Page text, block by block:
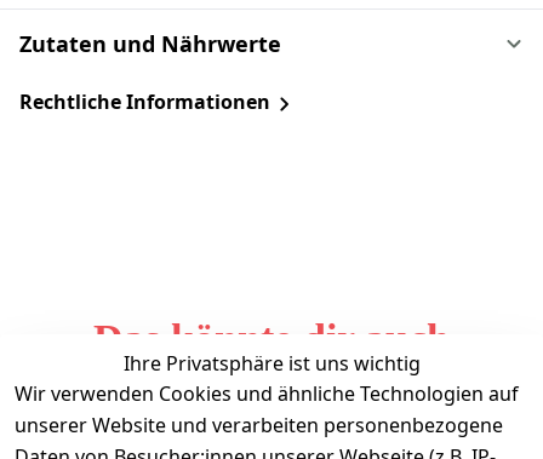
Zutaten und Nährwerte
Rechtliche Informationen
Das könnte dir auch
gefallen
Ihre Privatsphäre ist uns wichtig
Wir verwenden Cookies und ähnliche Technologien auf
unserer Website und verarbeiten personenbezogene